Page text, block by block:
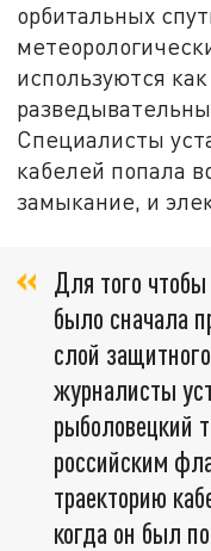
орбитальных
используются
Специалисты
кабелей попала
замыкание, и
Для того
было сначала
слой
журналисты
рыболовецкий
российским
траекторию
когда он был